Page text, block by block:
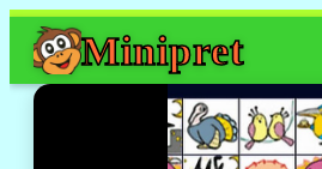
Minipret